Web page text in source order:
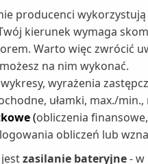
producenci
kierunek wymaga
Warto więc zwrócić
na nim wykonać.
wykresy, wyrażenia
ułamki, max./
(obliczenia
obliczeń lub
zasilanie bateryjne- w